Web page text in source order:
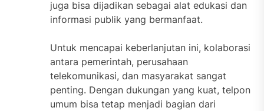
juga bisa dijadikan sebagai alat edukasi dan
informasi publik yang bermanfaat.
Untuk mencapai keberlanjutan ini, kolaborasi
antara pemerintah, perusahaan
telekomunikasi, dan masyarakat sangat
penting. Dengan dukungan yang kuat, telpon
umum bisa tetap menjadi bagian dari